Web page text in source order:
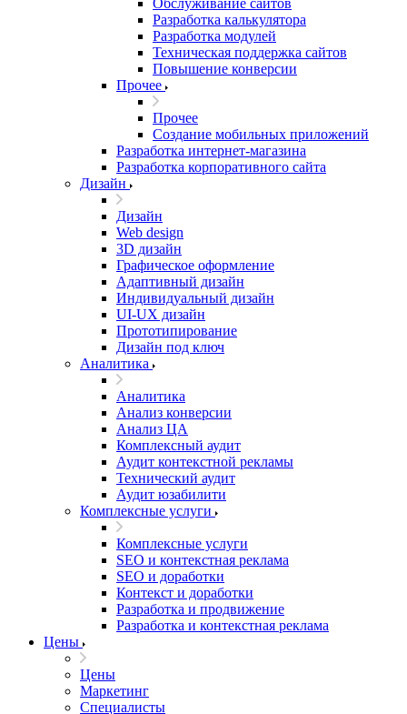
Обслуживание сайтов
Разработка калькулятора
Разработка модулей
Техническая поддержка сайтов
Повышение конверсии
Прочее
Прочее
Создание мобильных приложений
Разработка интернет-магазина
Разработка корпоративного сайта
Дизайн
Дизайн
Web design
3D дизайн
Графическое оформление
Адаптивный дизайн
Индивидуальный дизайн
UI‑UX дизайн
Прототипирование
Дизайн под ключ
Аналитика
Аналитика
Анализ конверсии
Анализ ЦА
Комплексный аудит
Аудит контекстной рекламы
Технический аудит
Аудит юзабилити
Комплексные услуги
Комплексные услуги
SEO и контекстная реклама
SEO и доработки
Контекст и доработки
Разработка и продвижение
Разработка и контекстная реклама
Цены
Цены
Маркетинг
Специалисты